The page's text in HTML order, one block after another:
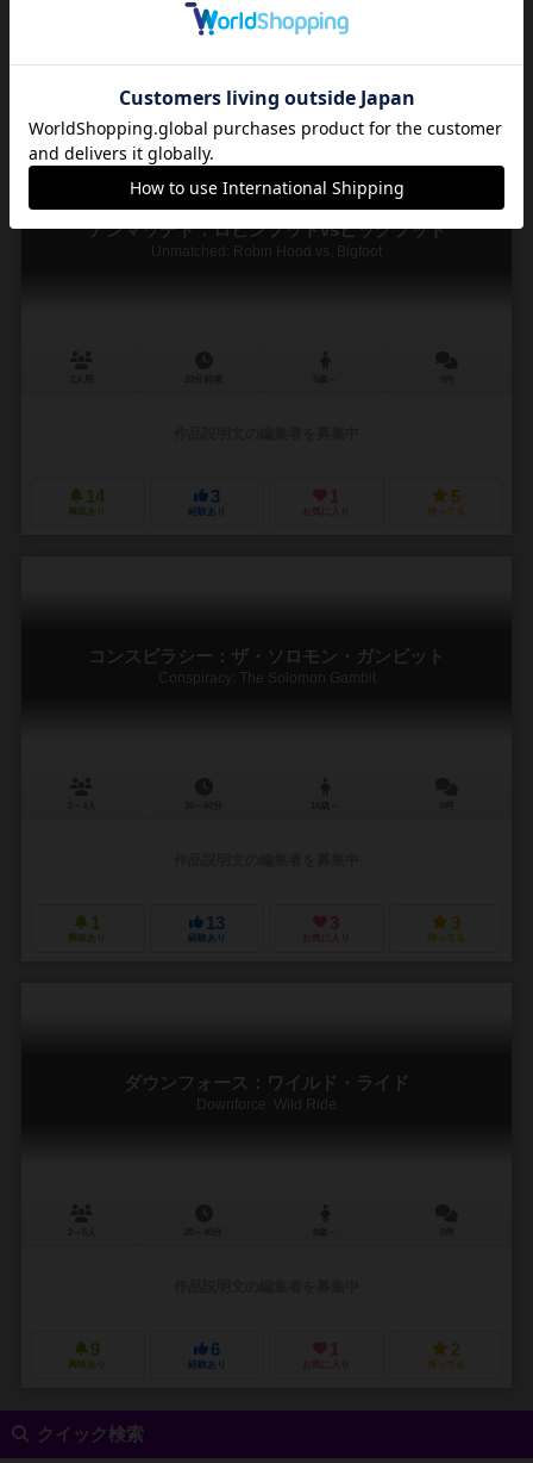
作品説明文の編集者を募集中
16 4 2 6
アンマッチド：ロビンフットvsビッグフット
Unmatched: Robin Hood vs. Bigfoot
14
興味あり
3
経験あり
1
お気に入り
5
持ってる
コンスピラシー：ザ・ソロモン・ガンビット
Conspiracy: The Solomon Gambit
1
興味あり
13
経験あり
3
お気に入り
3
持ってる
ダウンフォース：ワイルド・ライド
Downforce: Wild Ride
9
興味あり
6
経験あり
1
お気に入り
2
持ってる
クイック検索